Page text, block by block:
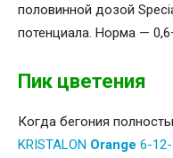
половинной дозой
потенциала. Норма —
Пик цветения
Когда бегония
KRISTALON Orange 6-